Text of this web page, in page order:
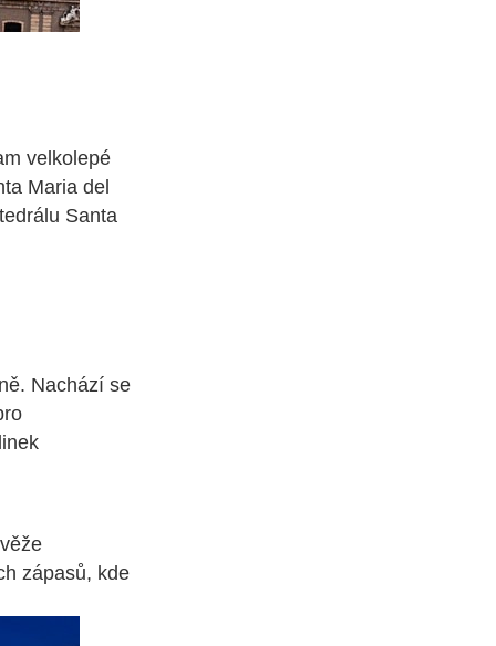
velkolepé
Maria del
Santa
Nachází se
zápasů, kde